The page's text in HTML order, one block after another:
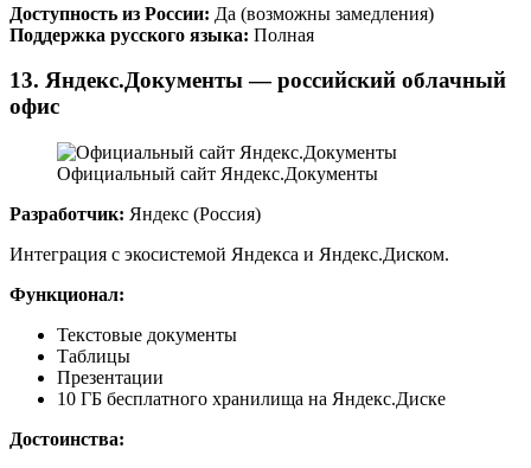
Доступность из России: Да (возможны замедления)
Поддержка русского языка: Полная
13. Яндекс.Документы — российский облачный
офис
Официальный сайт Яндекс.Документы
Разработчик: Яндекс (Россия)
Интеграция с экосистемой Яндекса и Яндекс.Диском.
Функционал:
Текстовые документы
Таблицы
Презентации
10 ГБ бесплатного хранилища на Яндекс.Диске
Достоинства: